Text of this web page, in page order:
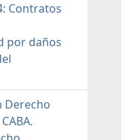
Contratos
por daños
Derecho